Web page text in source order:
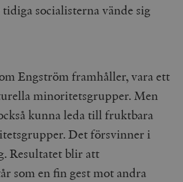
socialisterna vände sig
Engström framhåller, vara ett
minoritetsgrupper. Men
kunna leda till fruktbara
Det försvinner i
Resultatet blir att
som en fin gest mot andra